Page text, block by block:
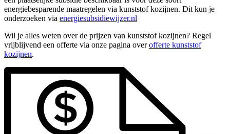
energiebesparende maatregelen via kunststof kozijnen. Dit kun je
onderzoeken via energiesubsidiewijzer.nl
Wil je alles weten over de prijzen van kunststof kozijnen? Regel
vrijblijvend een offerte via onze pagina overofferte kunststof
kozijnen.